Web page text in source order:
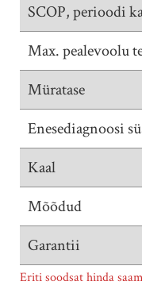
SCOP, perioodi
Max. pealevoolu
Müratase
Enesediagnoosi
Kaal
Mõõdud
Garantii
Eriti soodsat hinda